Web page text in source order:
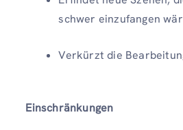
schwer einzufangen
Verkürzt die
Einschränkungen